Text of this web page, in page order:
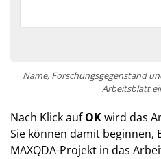
Name, Forschungsgegenstand
Arbeitsblatt
Nach Klick aufOKwird das
Sie können damit beginnen,
MAXQDA-Projekt in das